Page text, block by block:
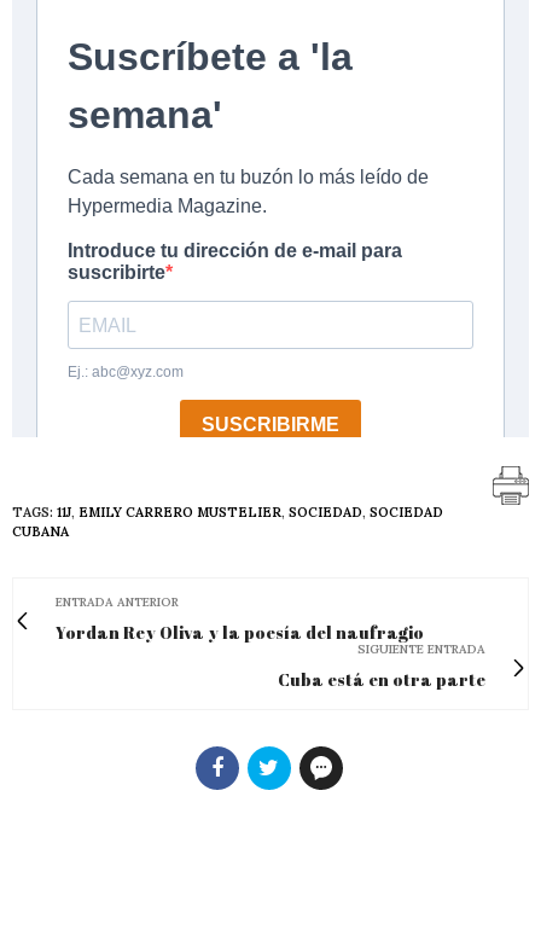
TAGS: 11J, EMILY CARRERO MUSTELIER, SOCIEDAD, SOCIEDAD
CUBANA
ENTRADA ANTERIOR
Yordan Rey Oliva y la poesía del naufragio
SIGUIENTE ENTRADA
Cuba está en otra parte